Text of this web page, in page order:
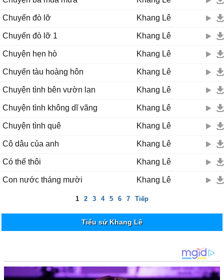
Chuyến đò lỡ Khang Lê
Chuyến đò lỡ 1 Khang Lê
Chuyện hẹn hò Khang Lê
Chuyến tàu hoàng hôn Khang Lê
Chuyện tình bên vườn lan Khang Lê
Chuyện tình không dĩ vãng Khang Lê
Chuyện tình quê Khang Lê
Cô dâu của anh Khang Lê
Có thế thôi Khang Lê
Con nước tháng mười Khang Lê
1 2 3 4 5 6 7 Tiếp
Tiểu sử Khang Lê